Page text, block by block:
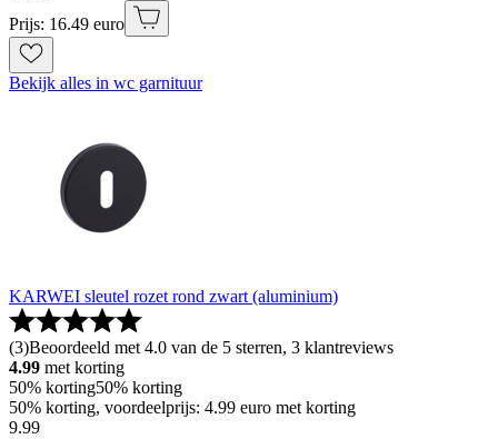
Prijs: 16.49 euro
Bekijk alles in wc garnituur
KARWEI sleutel rozet rond zwart (aluminium)
(3)Beoordeeld met 4.0 van de 5 sterren, 3 klantreviews
4.99 met korting
50% korting50% korting
50% korting, voordeelprijs: 4.99 euro met korting
9.99